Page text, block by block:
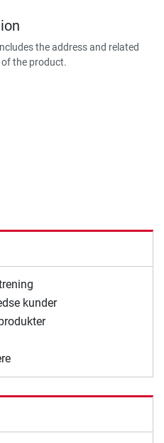
the address and related
the product.
kunder